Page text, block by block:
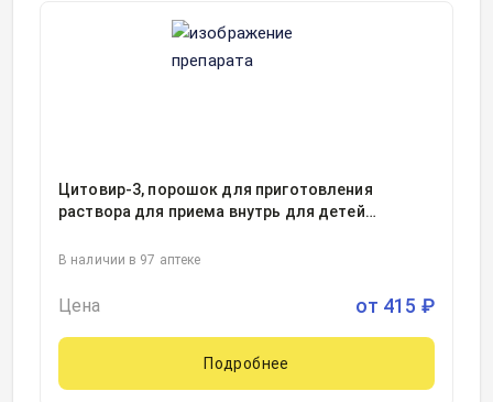
Цитовир-3, порошок для приготовления
раствора для приема внутрь для детей
стаканчиком 20грамм, 1
В наличии в 97 аптеке
Цена от 415 ₽
Подробнее